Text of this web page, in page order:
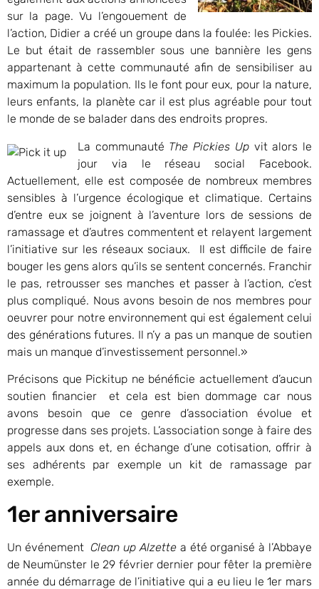
sur la page. Vu l’engouement de
l’action, Didier a créé un groupe dans la foulée: les Pickies.
Le but était de rassembler sous une bannière les gens
appartenant à cette communauté afin de sensibiliser au
maximum la population. Ils le font pour eux, pour la nature,
leurs enfants, la planète car il est plus agréable pour tout
le monde de se balader dans des endroits propres.
La communauté The Pickies Up vit alors le
jour via le réseau social Facebook.
Actuellement, elle est composée de nombreux membres
sensibles à l’urgence écologique et climatique. Certains
d’entre eux se joignent à l’aventure lors de sessions de
ramassage et d’autres commentent et relayent largement
l’initiative sur les réseaux sociaux. Il est difficile de faire
bouger les gens alors qu’ils se sentent concernés. Franchir
le pas, retrousser ses manches et passer à l’action, c’est
plus compliqué. Nous avons besoin de nos membres pour
oeuvrer pour notre environnement qui est également celui
des générations futures. Il n’y a pas un manque de soutien
mais un manque d’investissement personnel.»
Précisons que Pickitup ne bénéficie actuellement d’aucun
soutien financier et cela est bien dommage car nous
avons besoin que ce genre d’association évolue et
progresse dans ses projets. L’association songe à faire des
appels aux dons et, en échange d’une cotisation, offrir à
ses adhérents par exemple un kit de ramassage par
exemple.
1er anniversaire
Un événementClean up Alzette a été organisé à l’Abbaye
de Neumünster le 29 février dernier pour fêter la première
année du démarrage de l’initiative qui a eu lieu le 1er mars